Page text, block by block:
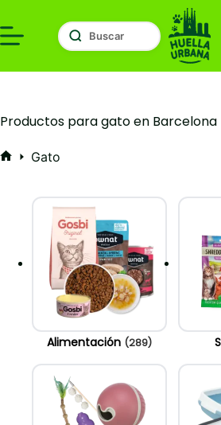
al
contenido
Productos para gato en Barcelona
Gato
Alimentación (289)